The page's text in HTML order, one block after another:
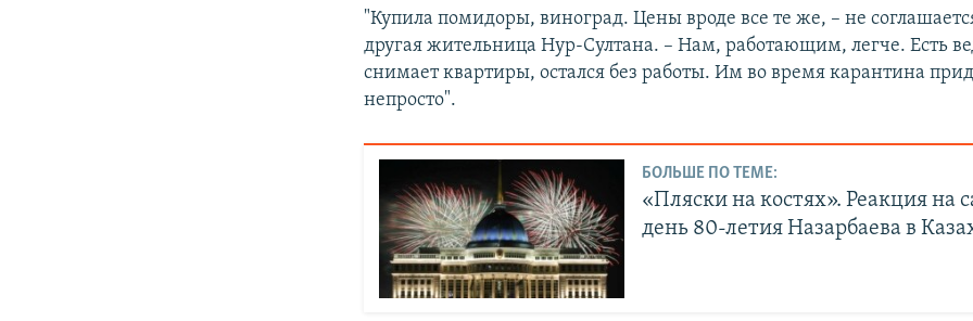
"Купила помидоры, виноград. Цены вроде все те же, – не
другая жительница Нур-Султана. – Нам, работающим, легче. Есть
снимает квартиры, остался без работы. Им во время карантина
непросто".
БОЛЬШЕ ПО ТЕМЕ:
«Пляски на костях». Реакция на
день 80-летия Назарбаева в